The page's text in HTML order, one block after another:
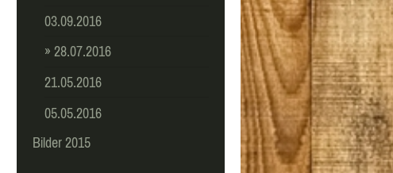
03.09.2016
28.07.2016
21.05.2016
05.05.2016
Bilder 2015